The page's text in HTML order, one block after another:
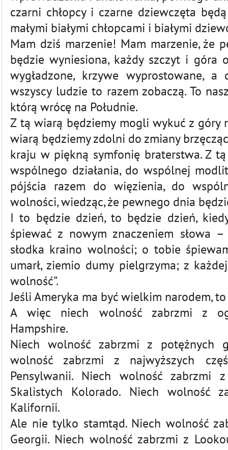
czarni chłopcy i czarne dziewczęta
małymi białymi chłopcami i białymi
Mam dziś marzenie! Mam marzenie, że
będzie wyniesiona, każdy szczyt i góra
wygładzone, krzywe wyprostowane,
wszyscy ludzie to razem zobaczą. To
którą wrócę na Południe.
Z tą wiarą będziemy mogli wykuć z góry
wiarą będziemy zdolni do zmiany
kraju w piękną symfonię braterstwa. Z
wspólnego działania, do wspólnej
pójścia razem do więzienia, do
wolności, wiedząc, że pewnego dnia
I to będzie dzień, to będzie dzień,
śpiewać z nowym znaczeniem słowa
słodka kraino wolności; o tobie
umarł, ziemio dumy pielgrzyma; z
wolność”.
Jeśli Ameryka ma być wielkim narodem,
A więc niech wolność zabrzmi z
Hampshire.
Niech wolność zabrzmi z potężnych
wolność zabrzmi z najwyższych
Pensylwanii. Niech wolność zabrzmi
Skalistych Kolorado. Niech wolność
Kalifornii.
Ale nie tylko stamtąd. Niech wolność
Georgii. Niech wolność zabrzmi z